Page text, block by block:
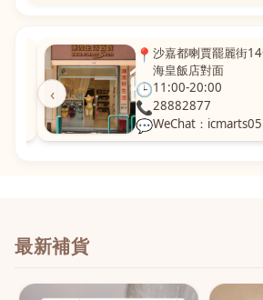
‹
📍 沙嘉都喇賈罷麗街
海皇飯店對面
🕒11:00-20:00
📞28882877
💬WeChat：icmarts05
最新補貨